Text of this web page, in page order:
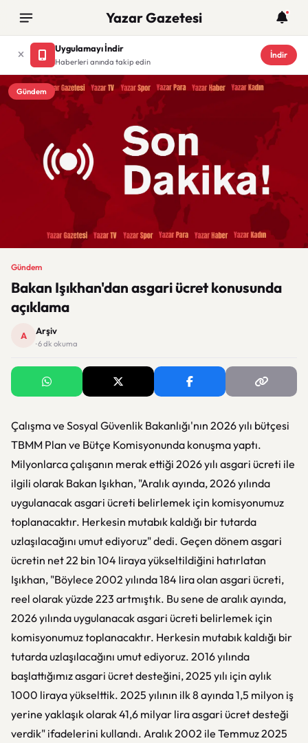
Yazar Gazetesi
Uygulamayı İndir
Haberleri anında takip edin
İndir
Gündem
Gündem
Bakan Işıkhan'dan asgari ücret konusunda
açıklama
A Arşiv
· 6 dk okuma
Çalışma ve Sosyal Güvenlik Bakanlığı'nın 2026 yılı bütçesi
TBMM Plan ve Bütçe Komisyonunda konuşma yaptı.
Milyonlarca çalışanın merak ettiği 2026 yılı asgari ücreti ile
ilgili olarak Bakan Işıkhan, "Aralık ayında, 2026 yılında
uygulanacak asgari ücreti belirlemek için komisyonumuz
toplanacaktır. Herkesin mutabık kaldığı bir tutarda
uzlaşılacağını umut ediyoruz" dedi. Geçen dönem asgari
ücretin net 22 bin 104 liraya yükseltildiğini hatırlatan
Işıkhan, "Böylece 2002 yılında 184 lira olan asgari ücreti,
reel olarak yüzde 223 artmıştık. Bu sene de aralık ayında,
2026 yılında uygulanacak asgari ücreti belirlemek için
komisyonumuz toplanacaktır. Herkesin mutabık kaldığı bir
tutarda uzlaşılacağını umut ediyoruz. 2016 yılında
başlattığımız asgari ücret desteğini, 2025 yılı için aylık
1000 liraya yükselttik. 2025 yılının ilk 8 ayında 1,5 milyon iş
yerine yaklaşık olarak 41,6 milyar lira asgari ücret desteği
verdik" ifadelerini kullandı. Aralık 2002 ile Temmuz 2025